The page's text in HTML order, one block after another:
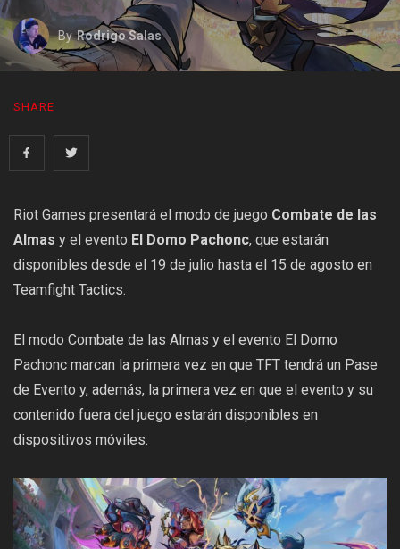
By Rodrigo Salas
SHARE
Riot Games presentará el modo de juego Combate de las
Almas y el evento El Domo Pachonc, que estarán
disponibles desde el 19 de julio hasta el 15 de agosto en
Teamfight Tactics.
El modo Combate de las Almas y el evento El Domo
Pachonc marcan la primera vez en que TFT tendrá un Pase
de Evento y, además, la primera vez en que el evento y su
contenido fuera del juego estarán disponibles en
dispositivos móviles.